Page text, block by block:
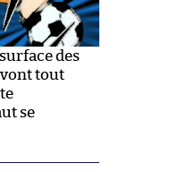
des
tout
se